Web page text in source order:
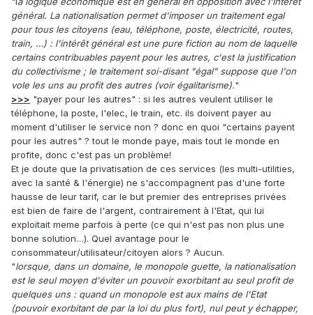
général. La nationalisation permet d'imposer un traitement egal
pour tous les citoyens (eau, téléphone, poste, électricité, routes,
train, …) : l'intérêt général est une pure fiction au nom de laquelle
certains contribuables payent pour les autres, c'est la justification
du collectivisme ; le traitement soi-disant "égal" suppose que l'on
vole les uns au profit des autres (voir égalitarisme)."
>>> "payer pour les autres" : si les autres veulent utiliser le
téléphone, la poste, l'elec, le train, etc. ils doivent payer au
moment d'utiliser le service non ? donc en quoi "certains payent
pour les autres" ? tout le monde paye, mais tout le monde en
profite, donc c'est pas un problème!
Et je doute que la privatisation de ces services (les multi-utilities,
avec la santé & l'énergie) ne s'accompagnent pas d'une forte
hausse de leur tarif, car le but premier des entreprises privées
est bien de faire de l'argent, contrairement à l'Etat, qui lui
exploitait meme parfois à perte (ce qui n'est pas non plus une
bonne solution…). Quel avantage pour le
consommateur/utilisateur/citoyen alors ? Aucun.
"lorsque, dans un domaine, le monopole guette, la nationalisation
est le seul moyen d'éviter un pouvoir exorbitant au seul profit de
quelques uns : quand un monopole est aux mains de l'Etat
(pouvoir exorbitant de par la loi du plus fort), nul peut y échapper,